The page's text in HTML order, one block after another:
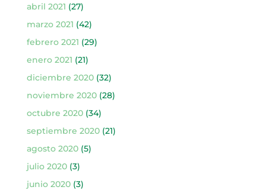
abril 2021 (27)
marzo 2021 (42)
febrero 2021 (29)
enero 2021 (21)
diciembre 2020(32)
noviembre 2020(28)
octubre 2020(34)
septiembre 2020(21)
agosto 2020(5)
julio 2020(3)
junio 2020(3)